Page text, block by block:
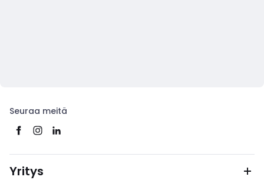
Seuraa meitä
Yritys